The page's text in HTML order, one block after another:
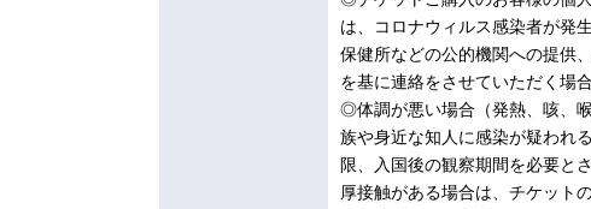
は、コロナウィルス感染者が発
保健所などの公的機関への提供
を基に連絡をさせていただく場
◎体調が悪い場合（発熱、咳、
族や身近な知人に感染が疑われ
限、入国後の観察期間を必要と
厚接触がある場合は、チケット